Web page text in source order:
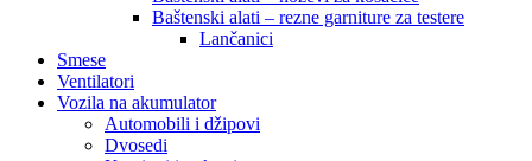
Baštenski alati – rezne garniture za testere
Lančanici
Smese
Ventilatori
Vozila na akumulator
Automobili i džipovi
Dvosedi